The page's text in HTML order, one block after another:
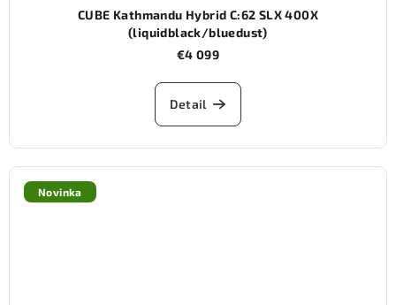
CUBE Kathmandu Hybrid C:62 SLX 400X
(liquidblack/bluedust)
€4 099
Detail
Novinka